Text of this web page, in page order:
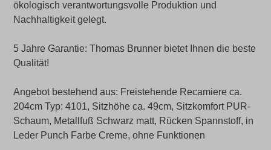
ökologisch verantwortungsvolle Produktion und
Nachhaltigkeit gelegt.
5 Jahre Garantie: Thomas Brunner bietet Ihnen die beste
Qualität!
Angebot bestehend aus: Freistehende Recamiere ca.
204cm Typ: 4101, Sitzhöhe ca. 49cm, Sitzkomfort PUR-
Schaum, Metallfuß Schwarz matt, Rücken Spannstoff, in
Leder Punch Farbe Creme, ohne Funktionen